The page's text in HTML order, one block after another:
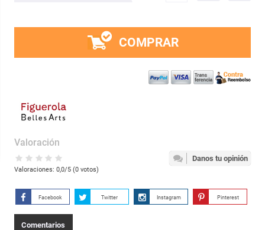
COMPRAR
Danos tu opinión
Valoración
Valoraciones: 0,0/5 (0votos)
Facebook Twitter Instagram Pinterest
Comentarios